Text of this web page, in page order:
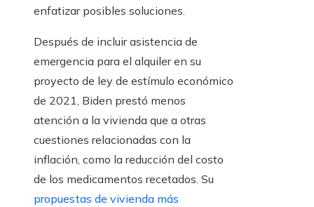
enfatizar posibles soluciones.
Después de incluir asistencia de
emergencia para el alquiler en su
proyecto de ley de estímulo económico
de 2021, Biden prestó menos
atención a la vivienda que a otras
cuestiones relacionadas con la
inflación, como la reducción del costo
de los medicamentos recetados. Su
propuestas de vivienda más